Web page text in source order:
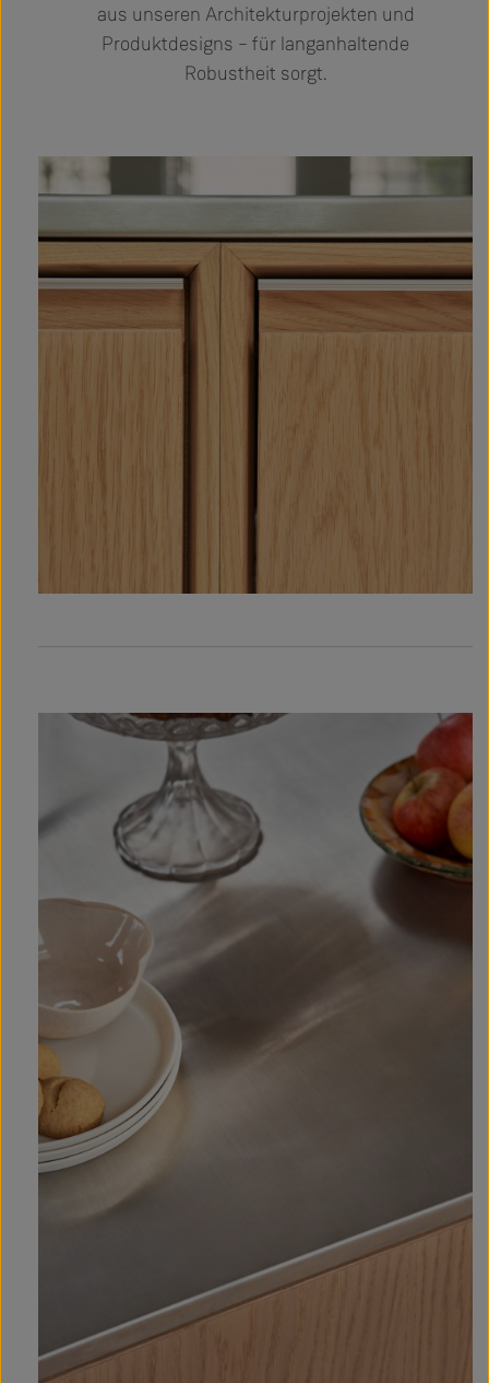
aus unseren Architekturprojekten und
Produktdesigns – für langanhaltende
Robustheit sorgt.